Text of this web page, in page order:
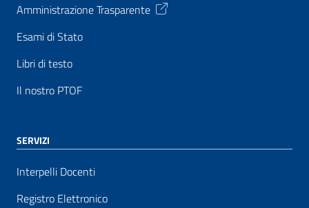
Amministrazione Trasparente
Esami di Stato
Libri di testo
Il nostro PTOF
SERVIZI
Interpelli Docenti
Registro Elettronico